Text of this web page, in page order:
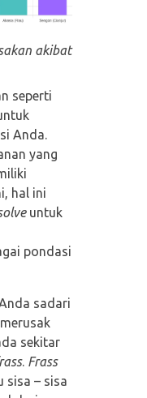
akibat
seperti
Anda.
yang
hal ini
untuk
pondasi
sadari
sekitar
. Frass
sisa – sisa